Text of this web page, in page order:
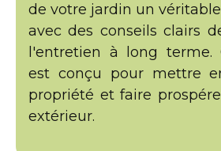
de votre jardin un
avec des conseils clairs
l'entretien à long terme.
est conçu pour mettre
propriété et faire
extérieur.